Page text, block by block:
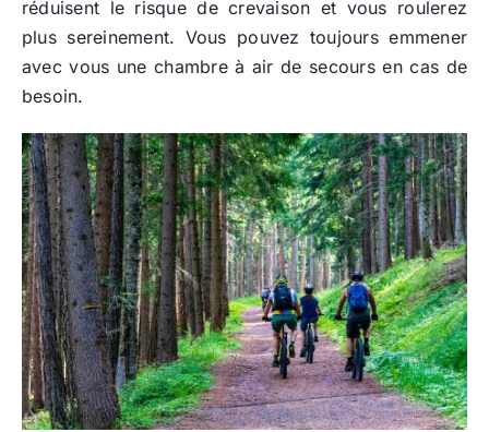
réduisent le risque de crevaison et vous roulerez
plus sereinement. Vous pouvez toujours emmener
avec vous une chambre à air de secours en cas de
besoin.